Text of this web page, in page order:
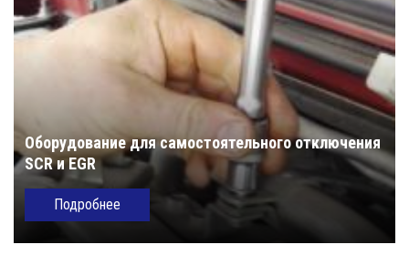
Оборудование для самостоятельного отключения
SCR и EGR
Подробнее